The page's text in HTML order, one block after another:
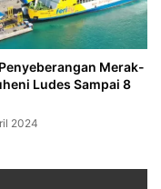
Merak-
Ludes Sampai 8
2024